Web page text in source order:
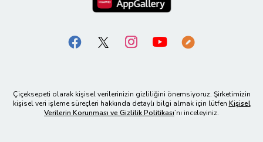
Çiçeksepeti olarak kişisel verilerinizin gizliliğini önemsiyoruz. Şirketimizin
kişisel veri işleme süreçleri hakkında detaylı bilgi almak için lütfen Kişisel
Verilerin Korunması ve Gizlilik Politikası’nı inceleyiniz.